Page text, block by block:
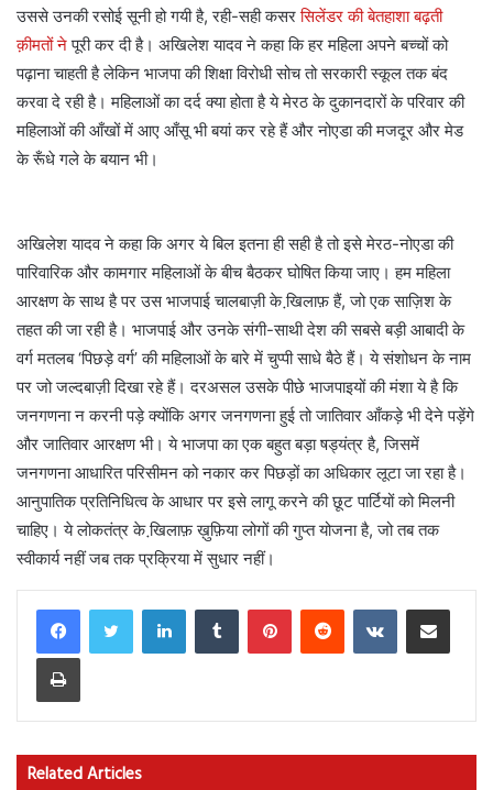
उससे उनकी रसोई सूनी हो गयी है, रही-सही कसरसिलेंडर की बेतहाशा बढ़ती
क़ीमतों नेपूरी कर दी है। अखिलेश यादव ने कहा कि हर महिला अपने बच्चों को
पढ़ाना चाहती है लेकिन भाजपा की शिक्षा विरोधी सोच तो सरकारी स्कूल तक बंद
करवा दे रही है। महिलाओं का दर्द क्या होता है ये मेरठ के दुकानदारों के परिवार की
महिलाओं की आँखों में आए आँसू भी बयां कर रहे हैं और नोएडा की मजदूर और मेड
के रूँधे गले के बयान भी।
अखिलेश यादव ने कहा कि अगर ये बिल इतना ही सही है तो इसे मेरठ-नोएडा की
पारिवारिक और कामगार महिलाओं के बीच बैठकर घोषित किया जाए। हम महिला
आरक्षण के साथ है पर उस भाजपाई चालबाज़ी के खि़लाफ़ हैं, जो एक साज़िश के
तहत की जा रही है। भाजपाई और उनके संगी-साथी देश की सबसे बड़ी आबादी के
वर्ग मतलब ‘पिछड़े वर्ग’ की महिलाओं के बारे में चुप्पी साधे बैठे हैं। ये संशोधन के नाम
पर जो जल्दबाज़ी दिखा रहे हैं। दरअसल उसके पीछे भाजपाइयों की मंशा ये है कि
जनगणना न करनी पड़े क्योंकि अगर जनगणना हुई तो जातिवार आँकड़े भी देने पड़ेंगे
और जातिवार आरक्षण भी। ये भाजपा का एक बहुत बड़ा षड्यंत्र है, जिसमें
जनगणना आधारित परिसीमन को नकार कर पिछड़ों का अधिकार लूटा जा रहा है।
आनुपातिक प्रतिनिधित्व के आधार पर इसे लागू करने की छूट पार्टियों को मिलनी
चाहिए। ये लोकतंत्र के खि़लाफ़ ख़ुफ़िया लोगों की गुप्त योजना है, जो तब तक
स्वीकार्य नहीं जब तक प्रक्रिया में सुधार नहीं।
LinkedInTumblr PinterestReddit VKontakteShare via Email
Print
Related Articles